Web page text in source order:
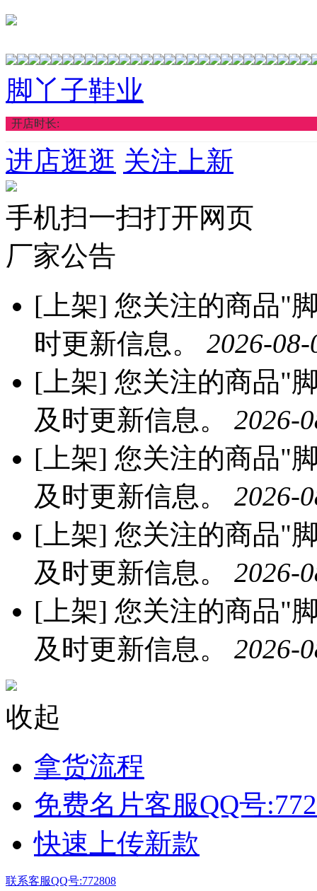
脚丫子鞋业
开店时长:
进店逛逛 关注上新
手机扫一扫打开网页
厂家公告
[上架] 您关注的商品"
时更新信息。 2026-
[上架] 您关注的商品"
及时更新信息。 2026-
[上架] 您关注的商品"
及时更新信息。 2026-
[上架] 您关注的商品"
及时更新信息。 2026-
[上架] 您关注的商品"
及时更新信息。 2026-
收起
拿货流程
免费名片客服QQ号
快速上传新款
联系客服QQ号:772808